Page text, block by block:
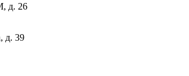
д. 26
д. 39